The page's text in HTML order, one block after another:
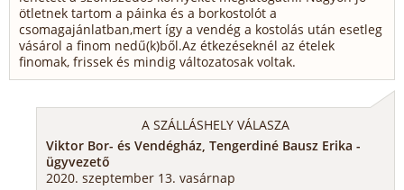
ötletnek tartom a páinka és a borkostolót a
csomagajánlatban,mert így a vendég a kostolás után esetleg
vásárol a finom nedű(k)ből.Az étkezéseknél az ételek
finomak, frissek és mindig változatosak voltak.
A SZÁLLÁSHELY VÁLASZA
Viktor Bor- és Vendégház, Tengerdiné Bausz Erika -
ügyvezető
2020. szeptember 13. vasárnap